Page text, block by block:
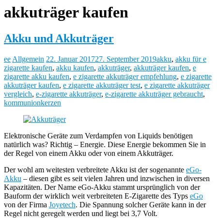
akkuträger kaufen
Akku und Akkuträger
ee Allgemein 22. Januar 201727. September 2019akku, akku für e
zigarette kaufen, akku kaufen, akkuträger, akkuträger kaufen, e
zigarette akku kaufen, e zigarette akkuträger empfehlung, e zigarette
akkuträger kaufen, e zigarette akkuträger test, e zigarette akkuträger
vergleich, e-zigarette akkuträger, e-zigarette akkuträger gebraucht,
kommunionkerzen
Elektronische Geräte zum Verdampfen von Liquids benötigen
natürlich was? Richtig – Energie. Diese Energie bekommen Sie in
der Regel von einem Akku oder von einem Akkuträger.
Der wohl am weitesten verbreitete Akku ist der sogenannte eGo-
Akku – diesen gibt es seit vielen Jahren und inzwischen in diversen
Kapazitäten. Der Name eGo-Akku stammt ursprünglich von der
Bauform der wirklich weit verbreiteten E-Zigarette des Typs eGo
von der Firma Joyetech. Die Spannung solcher Geräte kann in der
Regel nicht geregelt werden und liegt bei 3,7 Volt.